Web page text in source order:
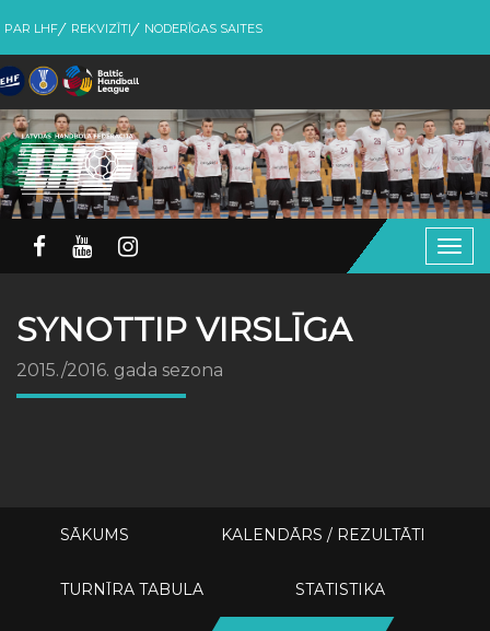
PAR LHF REKVIZĪTI NODERĪGAS SAITES
SYNOTTIP VIRSLĪGA
2015./2016. gada sezona
SĀKUMS KALENDĀRS / REZULTĀTI
TURNĪRA TABULA STATISTIKA